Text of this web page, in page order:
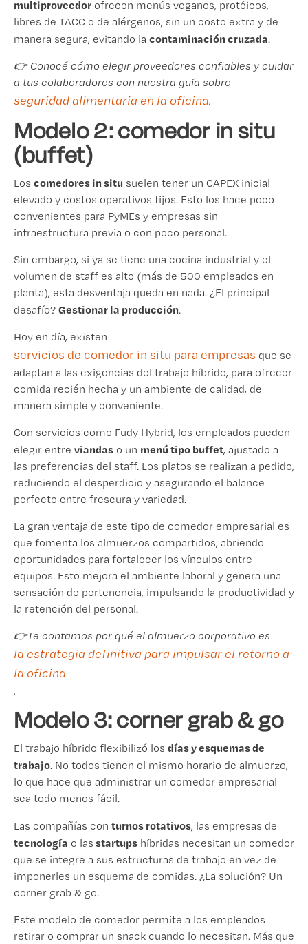
multiproveedor ofrecen menús veganos, protéicos,
libres de TACC o de alérgenos, sin un costo extra y de
manera segura, evitando la contaminación cruzada.
👉 Conocé cómo elegir proveedores confiables y cuidar
a tus colaboradores con nuestra guía sobre
seguridad alimentaria en la oficina.
Modelo 2: comedor in situ
(buffet)
Los comedores in situ suelen tener un CAPEX inicial
elevado y costos operativos fijos. Esto los hace poco
convenientes para PyMEs y empresas sin
infraestructura previa o con poco personal.
Sin embargo, si ya se tiene una cocina industrial y el
volumen de staff es alto (más de 500 empleados en
planta), esta desventaja queda en nada. ¿El principal
desafío? Gestionar la producción.
Hoy en día, existen
servicios de comedor in situ para empresas que se
adaptan a las exigencias del trabajo híbrido, para ofrecer
comida recién hecha y un ambiente de calidad, de
manera simple y conveniente.
Con servicios como Fudy Hybrid, los empleados pueden
elegir entre viandas o un menú tipo buffet, ajustado a
las preferencias del staff. Los platos se realizan a pedido,
reduciendo el desperdicio y asegurando el balance
perfecto entre frescura y variedad.
La gran ventaja de este tipo de comedor empresarial es
que fomenta los almuerzos compartidos, abriendo
oportunidades para fortalecer los vínculos entre
equipos. Esto mejora el ambiente laboral y genera una
sensación de pertenencia, impulsando la productividad y
la retención del personal.
👉Te contamos por qué el almuerzo corporativo es
la estrategia definitiva para impulsar el retorno a
la oficina
.
Modelo 3: corner grab & go
El trabajo híbrido flexibilizó los días y esquemas de
trabajo. No todos tienen el mismo horario de almuerzo,
lo que hace que administrar un comedor empresarial
sea todo menos fácil.
Las compañías con turnos rotativos, las empresas de
tecnología o las startups híbridas necesitan un comedor
que se integre a sus estructuras de trabajo en vez de
imponerles un esquema de comidas. ¿La solución? Un
corner grab & go.
Este modelo de comedor permite a los empleados
retirar o comprar un snack cuando lo necesitan. Más que